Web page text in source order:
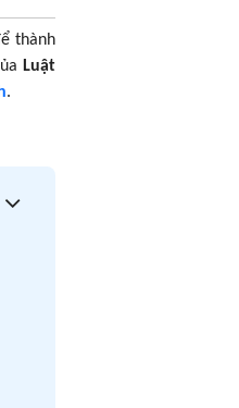
thành
Luật
.